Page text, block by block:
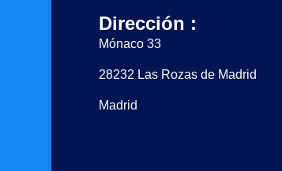
Dirección :
Mónaco 33
28232 Las Rozas de Madrid
Madrid